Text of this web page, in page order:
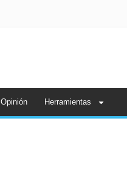
Opinión Herramientas